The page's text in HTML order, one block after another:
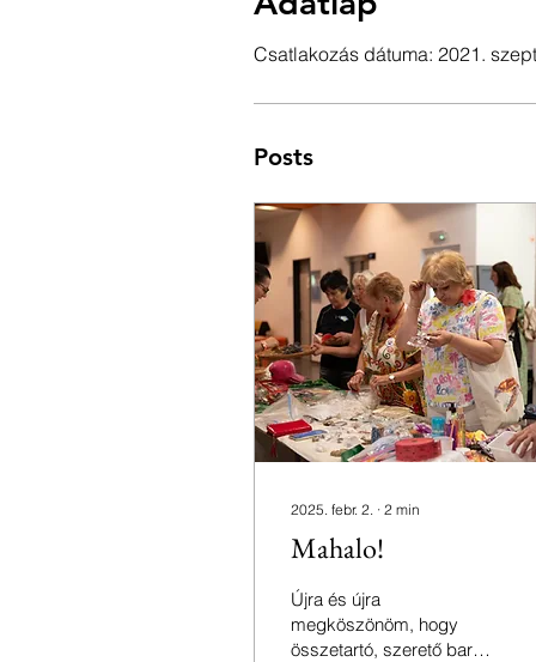
Csatlakozás dátuma: 2021.
Posts
2025. febr. 2. ∙ 2 min
Mahalo!
Újra és újra
megköszönöm, hogy
összetartó, szerető baráti